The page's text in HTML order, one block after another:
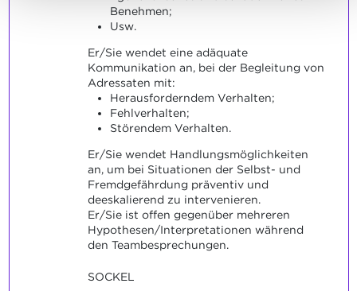
Benehmen;
Usw.
Er/Sie wendet eine adäquate
Kommunikation an, bei der Begleitung von
Adressaten mit:
Herausforderndem Verhalten;
Fehlverhalten;
Störendem Verhalten.
Er/Sie wendet Handlungsmöglichkeiten
an, um bei Situationen der Selbst- und
Fremdgefährdung präventiv und
deeskalierend zu intervenieren.
Er/Sie ist offen gegenüber mehreren
Hypothesen/Interpretationen während
den Teambesprechungen.
SOCKEL